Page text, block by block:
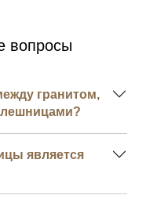
вопросы
гранитом,
является